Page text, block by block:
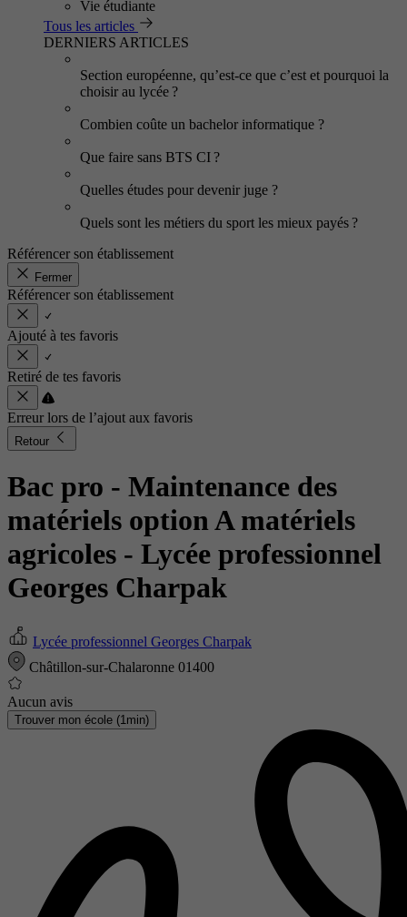
Vie étudiante
Tous les articles
DERNIERS ARTICLES
Section européenne, qu’est-ce que c’est et pourquoi la
choisir au lycée ?
Combien coûte un bachelor informatique ?
Que faire sans BTS CI ?
Quelles études pour devenir juge ?
Quels sont les métiers du sport les mieux payés ?
Référencer son établissement
Fermer
Référencer son établissement
Ajouté à tes favoris
Retiré de tes favoris
Erreur lors de l’ajout aux favoris
Retour
Bac pro - Maintenance des
matériels option A matériels
agricoles - Lycée professionnel
Georges Charpak
Lycée professionnel Georges Charpak
Châtillon-sur-Chalaronne 01400
Aucun avis
Trouver mon école (1min)